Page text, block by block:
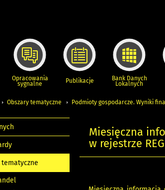
Opracowania
sygnalne Publikacje Bank Danych
Lokalnych
Obszary tematyczne Podmioty gospodarcze. Wyniki
Miesięczna
w rejestrze
tematyczne